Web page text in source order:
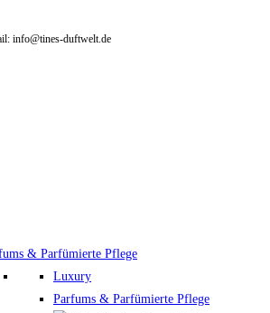
info@tines-duftwelt.de
& Parfümierte Pflege
Luxury
Parfums & Parfümierte Pflege